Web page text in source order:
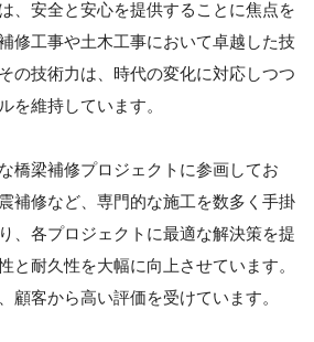
、安全と安心を提供することに焦点を
修工事や土木工事において卓越した技
の技術力は、時代の変化に対応しつつ
を維持しています。
橋梁補修プロジェクトに参画してお
補修など、専門的な施工を数多く手掛
、各プロジェクトに最適な解決策を提
と耐久性を大幅に向上させています。
顧客から高い評価を受けています。